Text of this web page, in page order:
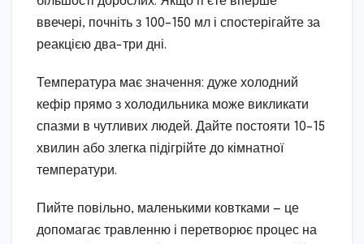
ввечері, почніть з 100–150 мл і спостерігайте за
реакцією два-три дні.
Температура має значення: дуже холодний
кефір прямо з холодильника може викликати
спазми в чутливих людей. Дайте постояти 10–15
хвилин або злегка підігрійте до кімнатної
температури.
Пийте повільно, маленькими ковтками — це
допомагає травленню і перетворює процес на